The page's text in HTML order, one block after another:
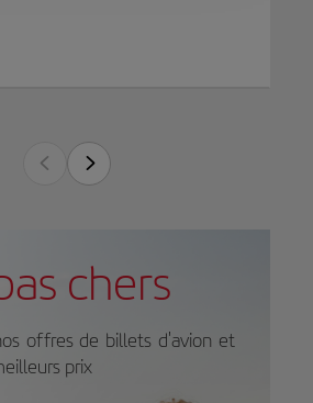
chers
offres de billets d'avion et
prix